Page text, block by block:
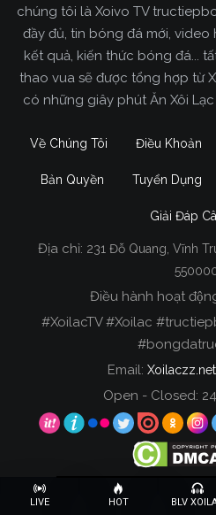
Xoilac TV Trực
Trong tất cả các website
tiếp hiện nay tại Việt
người đánh giá và lựa
Xoilacz.TV bởi chúng tôi
trường phát sóng trực tiếp
đến nay.
chúng tôi là Xoivo TV
đầy đủ, tin bóng đá mới,
kết quả, kiến thức bóng đá...
thao vua sẽ được tổng hợp từ
có những giây phút Ăn Xôi
Về Chúng Tôi Điều Khoản
Bản Quyền Tuyển Dụng
Giải Đáp
Địa chỉ: 231 Đỗ Quang, Vĩnh
Điều hành hoạt
#XoilacTV #Xoilac
Email:
Open - Closed:
Copyright © 2020 Xoilac
LIVE HOT BLV